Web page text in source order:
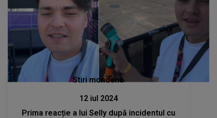
Stiri mondene
12 iul 2024
Prima reacție a lui Selly după incidentul cu